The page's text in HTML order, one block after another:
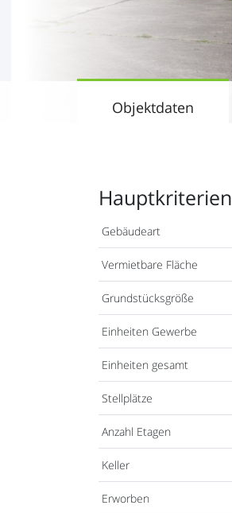
Objektdaten
Hauptkriterien
Gebäudeart
Vermietbare Fläche
Grundstücksgröße
Einheiten Gewerbe
Einheiten gesamt
Stellplätze
Anzahl Etagen
Keller
Erworben